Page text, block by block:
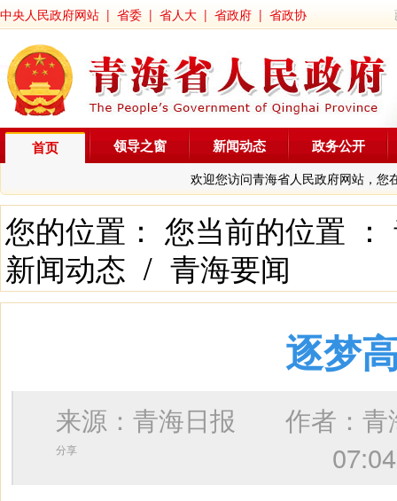
中央人民政府网站 | 省委 | 省人大 | 省政府 | 省政协
首页
欢迎您访问青海省人民政府网站，您
领导之窗 新闻动态 政务公开
您的位置： 您当前的位置 ：
新闻动态 / 青海要闻
逐梦
来源：青海日报 作者： 青
分享